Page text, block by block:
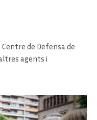
Centre de Defensa de
agents i